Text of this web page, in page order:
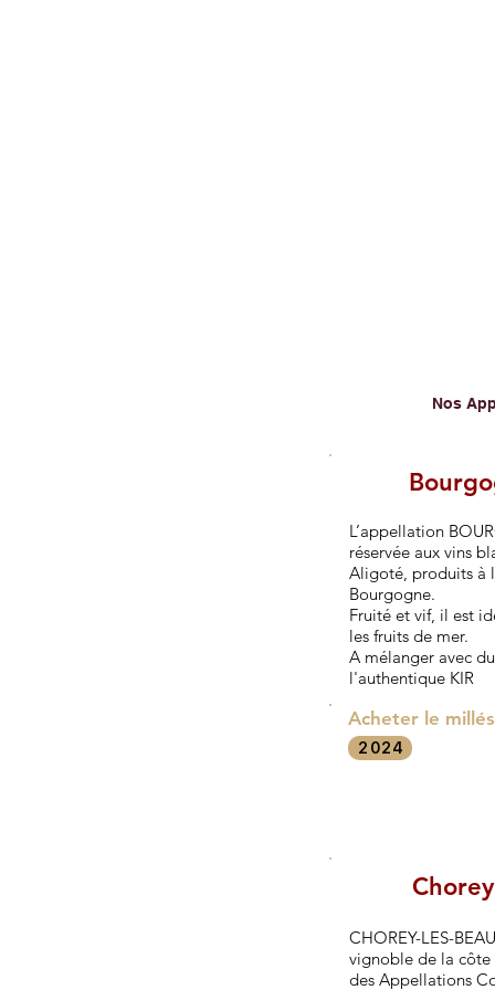
Nos
L’appellation
réservée aux vins
Aligoté, produits à
Bourgogne.
Fruité et vif, il est
les fruits de mer.
A mélanger avec
l'authentique KIR
Acheter le
2024
CHOREY-LES-
vignoble de la
des Appellations